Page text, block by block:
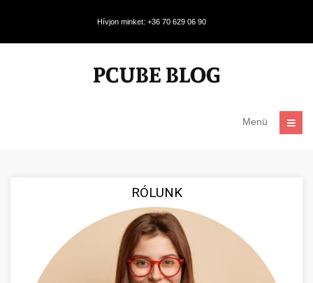
Hívjon minket: +36 70 629 06 90
Menü
RÓLUNK